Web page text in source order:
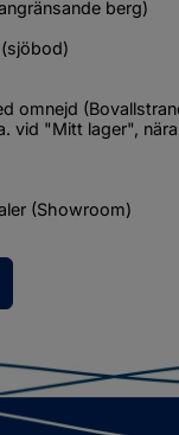
berg)
omnejd
vid "Mitt lager",
(Showroom)